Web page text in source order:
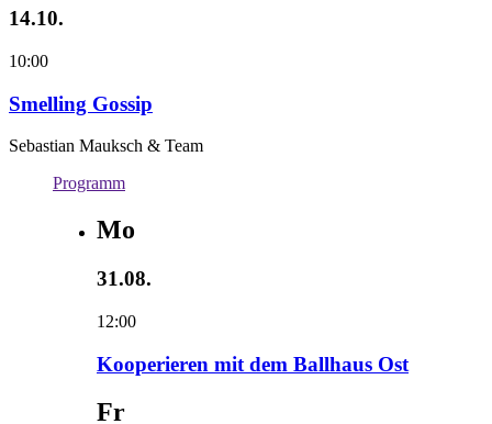
14.10.
10:00
Smelling Gossip
Sebastian Mauksch & Team
Programm
Mo
31.08.
12:00
Kooperieren mit dem Ballhaus Ost
Fr